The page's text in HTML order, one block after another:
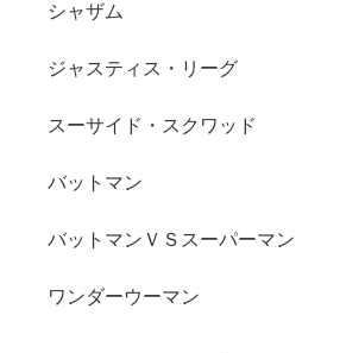
シャザム
ジャスティス・リーグ
スーサイド・スクワッド
バットマン
バットマンＶＳスーパーマン
ワンダーウーマン